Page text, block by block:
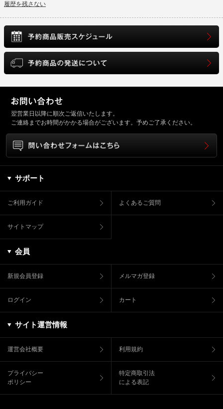
履歴を残さない
翌営業日以降に順次ご返信いたします。
ご連絡までお時間がかかる場合がございます。予めご了承ください。
サポート
ご利用ガイド よくあるご質問
サイトマップ
会員
新規会員登録 メルマガ登録
ログイン カート
サイト運営情報
運営会社概要 利用規約
プライバシー
ポリシー
特定商取引法
による表記